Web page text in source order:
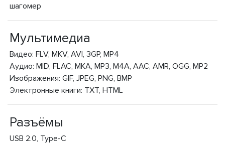
шагомер
Мультимедиа
Видео: FLV, MKV, AVI, 3GP, MP4
Аудио: MID, FLAC, MKA, MP3, M4A, AAC, AMR, OGG, MP2
Изображения: GIF, JPEG, PNG, BMP
Электронные книги: TXT, HTML
Разъёмы
USB 2.0, Type-C